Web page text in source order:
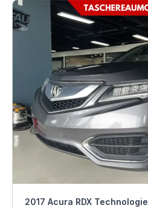
2017 Acura RDX Technologie